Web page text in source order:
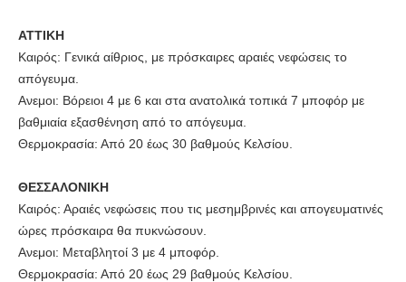
ΑΤΤΙΚΗ
Καιρός: Γενικά αίθριος, με πρόσκαιρες αραιές νεφώσεις το
απόγευμα.
Ανεμοι: Βόρειοι 4 με 6 και στα ανατολικά τοπικά 7 μποφόρ με
βαθμιαία εξασθένηση από το απόγευμα.
Θερμοκρασία: Από 20 έως 30 βαθμούς Κελσίου.
ΘΕΣΣΑΛΟΝΙΚΗ
Καιρός: Αραιές νεφώσεις που τις μεσημβρινές και απογευματινές
ώρες πρόσκαιρα θα πυκνώσουν.
Ανεμοι: Μεταβλητοί 3 με 4 μποφόρ.
Θερμοκρασία: Από 20 έως 29 βαθμούς Κελσίου.